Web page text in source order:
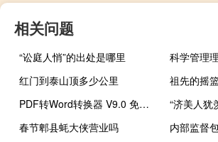
相关问题
“讼庭人悄”的出处是哪里
红门到泰山顶多少公里
祖先的摇
PDF转Word转换器 V9.0 免费版（PDF转Word转换器 V9.0 免费版功能简介）
“济美人犹
春节郫县蚝大侠营业吗
内部监督